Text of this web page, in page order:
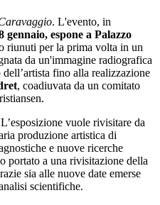
. L'evento, in
gennaio, espone a Palazzo
riunuti per la prima volta in un
da un'immagine radiografica
fino alla realizzazione
, coadiuvata da un comitato
vuole rivisitare da
produzione artistica di
e nuove ricerche
portato a una rivisitazione della
sia alle nuove date emerse
scientifiche.